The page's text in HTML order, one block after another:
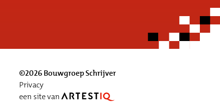
©2026 Bouwgroep Schrijver
Privacy
een site van